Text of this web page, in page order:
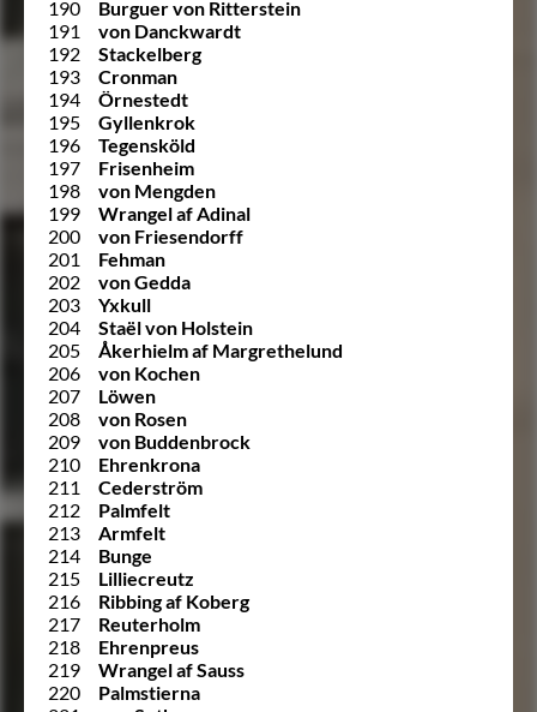
190
Burguer von Ritterstein
191
von Danckwardt
192
Stackelberg
193
Cronman
194
Örnestedt
195
Gyllenkrok
196
Tegensköld
197
Frisenheim
198
von Mengden
199
Wrangel af Adinal
200
von Friesendorff
201
Fehman
202
von Gedda
203
Yxkull
204
Staël von Holstein
205
Åkerhielm af Margrethelund
206
von Kochen
207
Löwen
208
von Rosen
209
von Buddenbrock
210
Ehrenkrona
211
Cederström
212
Palmfelt
213
Armfelt
214
Bunge
215
Lilliecreutz
216
Ribbing af Koberg
217
Reuterholm
218
Ehrenpreus
219
Wrangel af Sauss
220
Palmstierna